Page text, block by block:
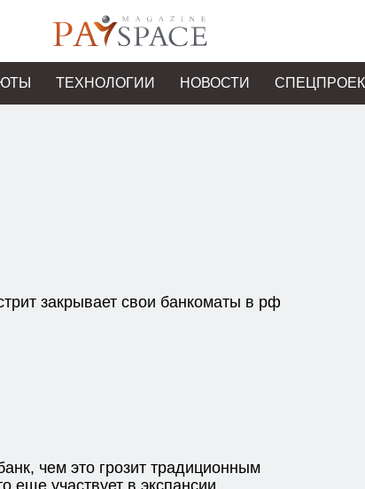
ТЕХНОЛОГИИ НОВОСТИ
закрывает свои банкоматы в рф
чем это грозит традиционным
еще участвует в экспансии